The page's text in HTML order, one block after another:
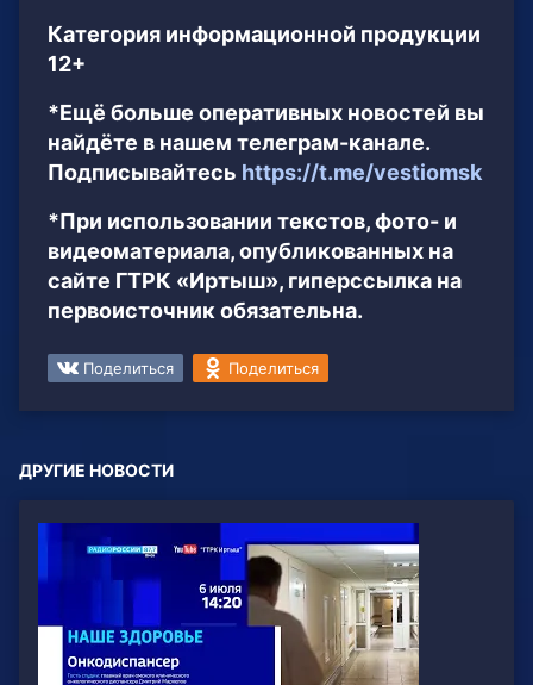
Категория информационной продукции
12+
*Ещё больше оперативных новостей вы
найдёте в нашем телеграм-канале.
Подписывайтесь https://t.me/vestiomsk
*При использовании текстов, фото- и
видеоматериала, опубликованных на
сайте ГТРК «Иртыш», гиперссылка на
первоисточник обязательна.
Поделиться Поделиться
ДРУГИЕ НОВОСТИ